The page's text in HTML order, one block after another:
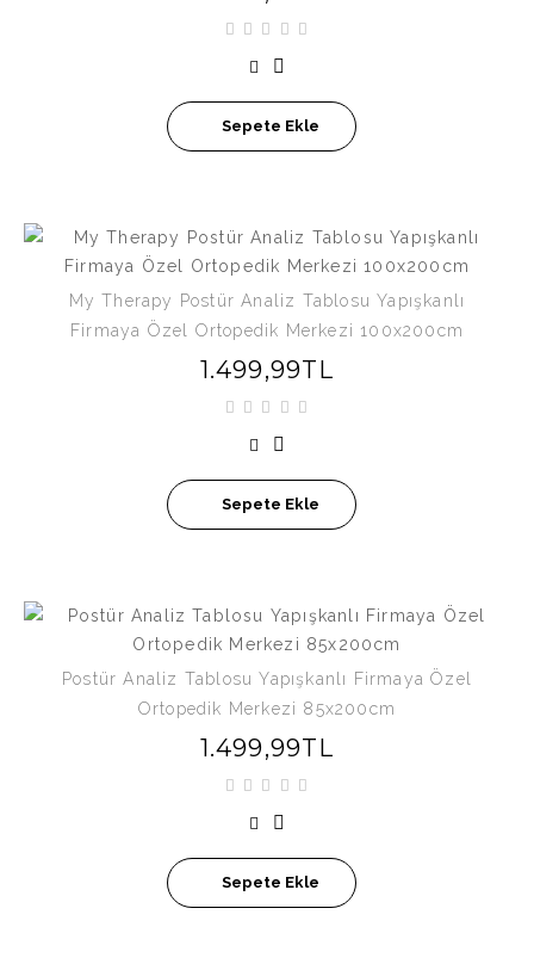
Sepete Ekle
My Therapy Postür Analiz Tablosu Yapışkanlı
Firmaya Özel Ortopedik Merkezi 100x200cm
1.499,99TL
Sepete Ekle
Postür Analiz Tablosu Yapışkanlı Firmaya Özel
Ortopedik Merkezi 85x200cm
1.499,99TL
Sepete Ekle